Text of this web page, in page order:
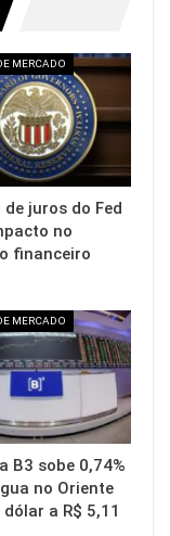
MERCADO
de juros do Fed
no
financeiro
MERCADO
B3 sobe 0,74%
no Oriente
dólar a R$ 5,11